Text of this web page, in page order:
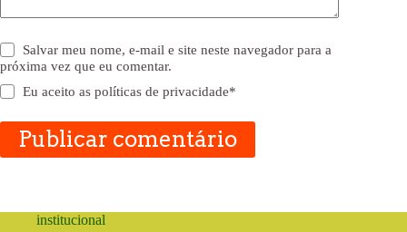
Salvar meu nome, e-mail e site neste navegador para a
próxima vez que eu comentar.
Eu aceito aspolíticas de privacidade*
Publicar comentário
institucional